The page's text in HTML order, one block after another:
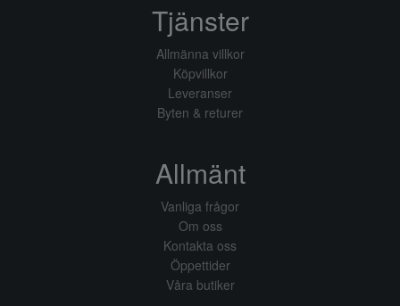
Tjänster
Allmänna villkor
Köpvillkor
Leveranser
Byten & returer
Allmänt
Vanliga frågor
Om oss
Kontakta oss
Öppettider
Våra butiker